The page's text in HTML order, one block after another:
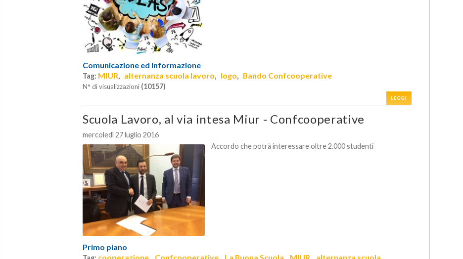
Comunicazione ed informazione
Tag: MIUR, alternanza scuola lavoro, logo, Bando Confcooperative
N° di visualizzazioni (10157)
LEGGI
Scuola Lavoro, al via intesa Miur - Confcooperative
mercoledì 27 luglio 2016
Accordo che potrà interessare oltre 2.000 studenti
Primo piano
cooperazione Confcooperative La Buona Scuola MIUR
alternanza scuola